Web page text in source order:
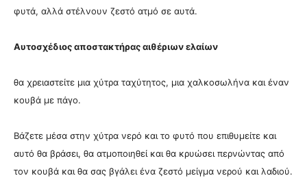
φυτά, αλλά στέλνουν ζεστό ατμό σε αυτά.
Αυτοσχέδιος αποστακτήρας αιθέριων ελαίων
θα χρειαστείτε μια χύτρα ταχύτητος, μια χαλκοσωλήνα και έναν
κουβά με πάγο.
Βάζετε μέσα στην χύτρα νερό και το φυτό που επιθυμείτε και
αυτό θα βράσει, θα ατμοποιηθεί και θα κρυώσει περνώντας από
τον κουβά και θα σας βγάλει ένα ζεστό μείγμα νερού και λαδιού.